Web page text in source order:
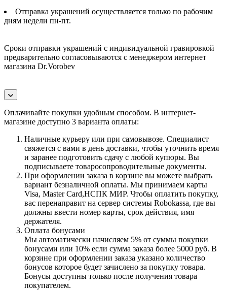
Отправка украшений осуществляется только по рабочим
дням недели пн-пт.
Сроки отправки украшений с индивидуальной гравировкой
предварительно согласовываются с менеджером интернет
магазина Dr.Vorobev
Оплачивайте покупки удобным способом. В интернет-
магазине доступно 3 варианта оплаты:
Наличные курьеру или при самовывозе. Специалист
свяжется с вами в день доставки, чтобы уточнить время
и заранее подготовить сдачу с любой купюры. Вы
подписываете товаросопроводительные документы.
При оформлении заказа в корзине вы можете выбрать
вариант безналичной оплаты. Мы принимаем карты
Visa, Master Card,НСПК МИР. Чтобы оплатить покупку,
вас перенаправит на сервер системы Robokassa, где вы
должны ввести номер карты, срок действия, имя
держателя.
Оплата бонусами
Мы автоматически начисляем 5% от суммы покупки
бонусами или 10% если сумма заказа более 5000 руб. В
корзине при оформлении заказа указано количество
бонусов которое будет зачислено за покупку товара.
Бонусы доступны только после получения товара
покупателем.